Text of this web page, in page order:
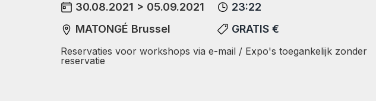
30.08.2021 > 05.09.2021
MATONGÉ Brussel
23:22
GRATIS €
Reservaties voor workshops via e-mail / Expo's toegankelijk zonder
reservatie